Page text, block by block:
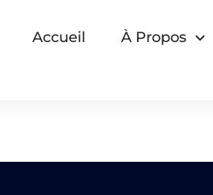
Accueil À Propos